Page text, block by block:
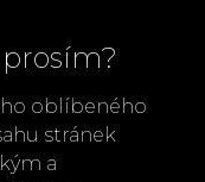
oblíbeného
stránek
a